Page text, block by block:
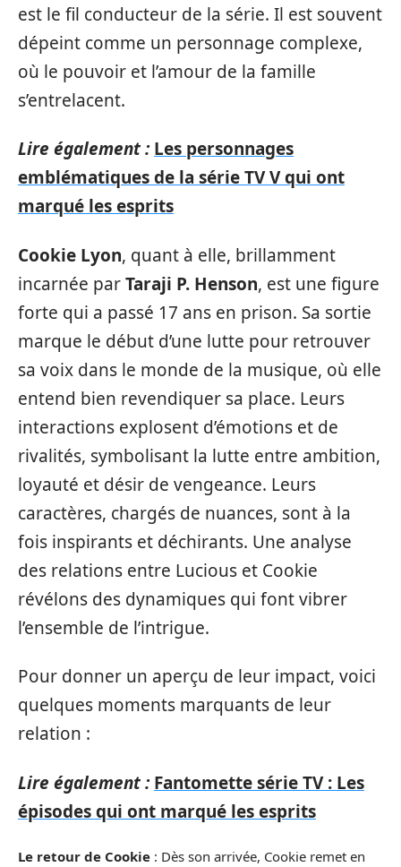
est le fil conducteur de la série. Il est souvent
dépeint comme un personnage complexe,
où le pouvoir et l’amour de la famille
s’entrelacent.
Lire également : Les personnages
emblématiques de la série TV V qui ont
marqué les esprits
Cookie Lyon, quant à elle, brillamment
incarnée parTaraji P. Henson, est une figure
forte qui a passé 17 ans en prison. Sa sortie
marque le début d’une lutte pour retrouver
sa voix dans le monde de la musique, où elle
entend bien revendiquer sa place. Leurs
interactions explosent d’émotions et de
rivalités, symbolisant la lutte entre ambition,
loyauté et désir de vengeance. Leurs
caractères, chargés de nuances, sont à la
fois inspirants et déchirants. Une analyse
des relations entre Lucious et Cookie
révélons des dynamiques qui font vibrer
l’ensemble de l’intrigue.
Pour donner un aperçu de leur impact, voici
quelques moments marquants de leur
relation :
Lire également : Fantomette série TV : Les
épisodes qui ont marqué les esprits
Le retour de Cookie : Dès son arrivée, Cookie remet en